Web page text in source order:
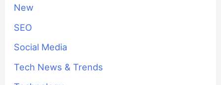
New
SEO
Social Media
Tech News & Trends